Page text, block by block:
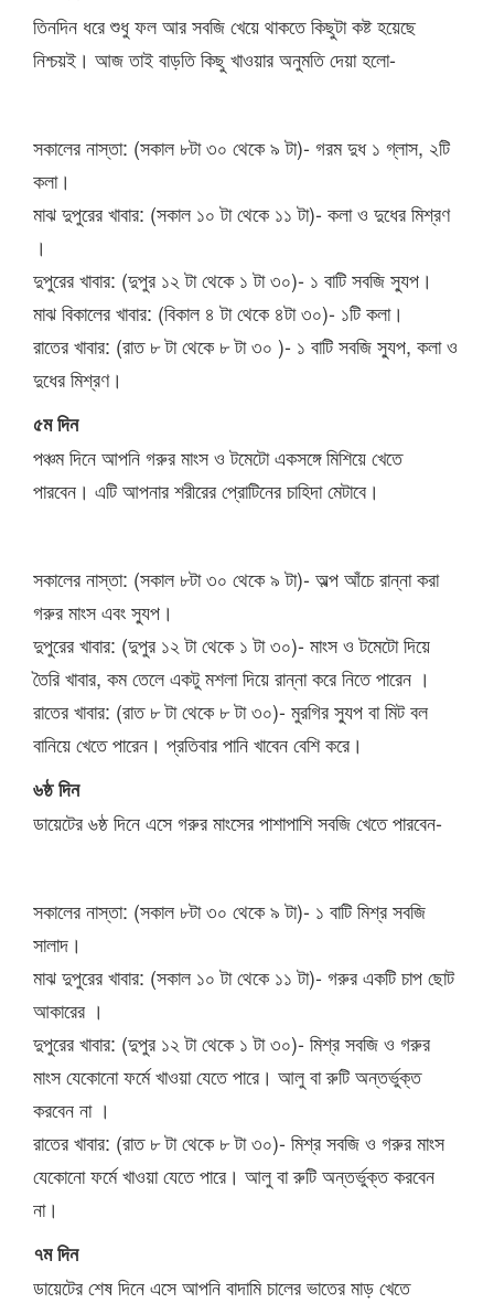
তিনদিন ধরে শুধু ফল আর সবজি খেয়ে থাকতে কিছুটা কষ্ট হয়েছে
নিশ্চয়ই। আজ তাই বাড়তি কিছু খাওয়ার অনুমতি দেয়া হলো-
সকালের নাস্তা: (সকাল ৮টা ৩০ থেকে ৯ টা)- গরম দুধ ১ গ্লাস, ২টি
কলা।
মাঝ দুপুরের খাবার: (সকাল ১০ টা থেকে ১১ টা)- কলা ও দুধের মিশ্রণ
।
দুপুরের খাবার: (দুপুর ১২ টা থেকে ১ টা ৩০)- ১ বাটি সবজি স্যুপ।
মাঝ বিকালের খাবার: (বিকাল ৪ টা থেকে ৪টা ৩০)- ১টি কলা।
রাতের খাবার: (রাত ৮ টা থেকে ৮ টা ৩০ )- ১ বাটি সবজি স্যুপ, কলা ও
দুধের মিশ্রণ।
৫ম দিন
পঞ্চম দিনে আপনি গরুর মাংস ও টমেটো একসঙ্গে মিশিয়ে খেতে
পারবেন। এটি আপনার শরীরের প্রোটিনের চাহিদা মেটাবে।
সকালের নাস্তা: (সকাল ৮টা ৩০ থেকে ৯ টা)- অল্প আঁচে রান্না করা
গরুর মাংস এবং স্যুপ।
দুপুরের খাবার: (দুপুর ১২ টা থেকে ১ টা ৩০)- মাংস ও টমেটো দিয়ে
তৈরি খাবার, কম তেলে একটু মশলা দিয়ে রান্না করে নিতে পারেন ।
রাতের খাবার: (রাত ৮ টা থেকে ৮ টা ৩০)- মুরগির স্যুপ বা মিট বল
বানিয়ে খেতে পারেন। প্রতিবার পানি খাবেন বেশি করে।
৬ষ্ঠ দিন
ডায়েটের ৬ষ্ঠ দিনে এসে গরুর মাংসের পাশাপাশি সবজি খেতে পারবেন-
সকালের নাস্তা: (সকাল ৮টা ৩০ থেকে ৯ টা)- ১ বাটি মিশ্র সবজি
সালাদ।
মাঝ দুপুরের খাবার: (সকাল ১০ টা থেকে ১১ টা)- গরুর একটি চাপ ছোট
আকারের ।
দুপুরের খাবার: (দুপুর ১২ টা থেকে ১ টা ৩০)- মিশ্র সবজি ও গরুর
মাংস যেকোনো ফর্মে খাওয়া যেতে পারে। আলু বা রুটি অন্তর্ভুক্ত
করবেন না ।
রাতের খাবার: (রাত ৮ টা থেকে ৮ টা ৩০)- মিশ্র সবজি ও গরুর মাংস
যেকোনো ফর্মে খাওয়া যেতে পারে। আলু বা রুটি অন্তর্ভুক্ত করবেন
না।
৭ম দিন
ডায়েটের শেষ দিনে এসে আপনি বাদামি চালের ভাতের মাড় খেতে